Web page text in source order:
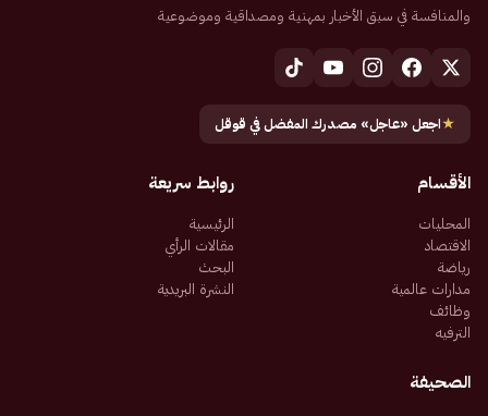
والمنافسة في سبق الأخبار بمهنية ومصداقية وموضوعية
★اجعل «عاجل» مصدرك المفضل في قوقل
الأقسام
المحليات
الاقتصاد
رياضة
مدارات عالمية
وظائف
الترفيه
روابط سريعة
الرئيسية
مقالات الرأي
البحث
النشرة البريدية
الصحيفة